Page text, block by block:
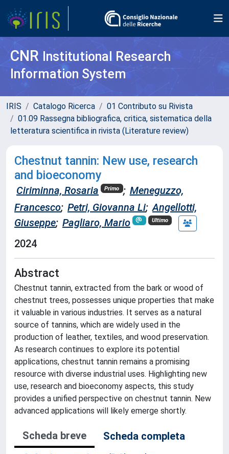
CNR Institutional Research
Information System
IRIS Catalogo Ricerca
01 Contributo su Rivista
01.09 Rassegna bibliografica, critica, sistematica della
letteratura scientifica in rivista (Literature review)
Chestnut tannin: New use, research
and bioeconomy
Ciriminna, Rosaria Primo ; Meneguzzo,
Francesco; Petri, Giovanna Li; Angellotti,
Giuseppe; Pagliaro, Mario Ultimo
2024
Abstract
Chestnut tannin, extracted from the bark or wood of
chestnut trees, possesses unique properties that make
it valuable in various industries. It serves as a natural
source of tannins, which are widely used in the
production of leather, textiles, and wood preservation.
As research continues to explore its potential
applications, chestnut tannin remains a promising
resource with diverse industrial uses. Highlighting new
use, research and bioeconomy aspects, this study
provides a unified perspective on chestnut tannin. New
advanced applications will likely emerge shortly.
Scheda breve
Scheda completa